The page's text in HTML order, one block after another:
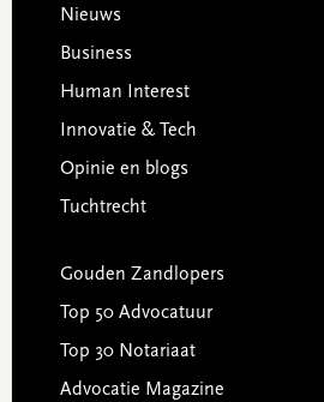
Footer
Nieuws
Business
Human Interest
Innovatie & Tech
Opinie en blogs
Tuchtrecht
Gouden Zandlopers
Top 50 Advocatuur
Top 30 Notariaat
Advocatie Magazine